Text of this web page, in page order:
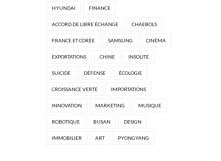
HYUNDAI FINANCE
ACCORD DE LIBRE ÉCHANGE CHAEBOLS
FRANCE ET CORÉE SAMSUNG CINÉMA
EXPORTATIONS CHINE INSOLITE
SUICIDE DÉFENSE ÉCOLOGIE
CROISSANCE VERTE IMPORTATIONS
INNOVATION MARKETING MUSIQUE
ROBOTIQUE BUSAN DESIGN
IMMOBILIER ART PYONGYANG